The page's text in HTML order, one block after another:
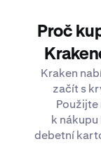
Proč
Kraken
začít s
k
debetní